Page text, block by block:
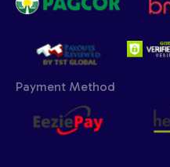
Payment Method